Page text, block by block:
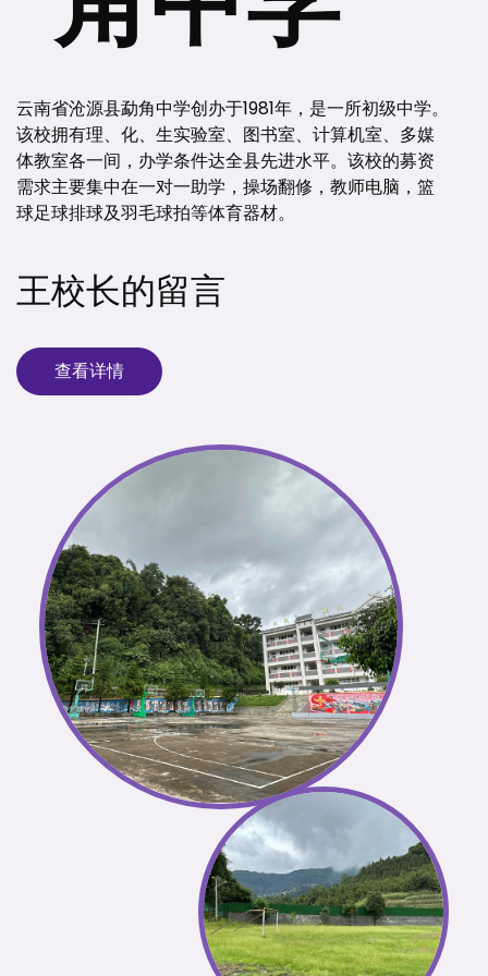
云南省沧源县勐角中学创办于1981年，是一所初级中学。
该校拥有理、化、生实验室、图书室、计算机室、多媒
体教室各一间，办学条件达全县先进水平。该校的募资
需求主要集中在一对一助学，操场翻修，教师电脑，篮
球足球排球及羽毛球拍等体育器材。
王校长的留言
查看详情